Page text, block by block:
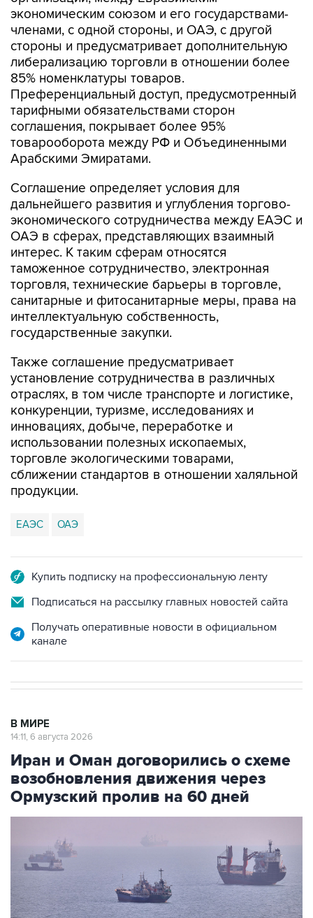
экономическим союзом и его государствами-
членами, с одной стороны, и ОАЭ, с другой
стороны и предусматривает дополнительную
либерализацию торговли в отношении более
85% номенклатуры товаров.
Преференциальный доступ, предусмотренный
тарифными обязательствами сторон
соглашения, покрывает более 95%
товарооборота между РФ и Объединенными
Арабскими Эмиратами.
Соглашение определяет условия для
дальнейшего развития и углубления торгово-
экономического сотрудничества между ЕАЭС и
ОАЭ в сферах, представляющих взаимный
интерес. К таким сферам относятся
таможенное сотрудничество, электронная
торговля, технические барьеры в торговле,
санитарные и фитосанитарные меры, права на
интеллектуальную собственность,
государственные закупки.
Также соглашение предусматривает
установление сотрудничества в различных
отраслях, в том числе транспорте и логистике,
конкуренции, туризме, исследованиях и
инновациях, добыче, переработке и
использовании полезных ископаемых,
торговле экологическими товарами,
сближении стандартов в отношении халяльной
продукции.
ЕАЭС ОАЭ
Купить подписку на профессиональную ленту
Подписаться на рассылку главных новостей сайта
Получать оперативные новости в официальном
канале
В МИРЕ
14:11, 6 августа 2026
Иран и Оман договорились о схеме
возобновления движения через
Ормузский пролив на 60 дней